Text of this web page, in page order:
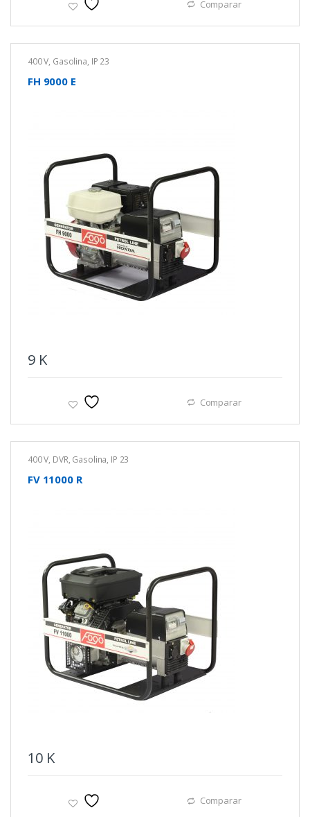
Comparar
400 V, Gasolina, IP 23
FH 9000 E
9 K
Comparar
400 V, DVR, Gasolina, IP 23
FV 11000 R
10 K
Comparar